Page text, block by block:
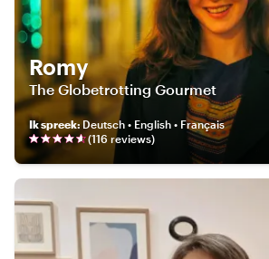
Romy
The Globetrotting Gourmet
Ik spreek: Deutsch • English • Français
(116 reviews)